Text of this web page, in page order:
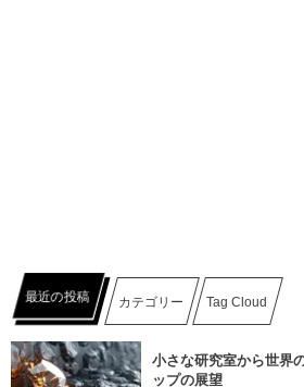
最近の投稿 カテゴリー Tag Cloud
小さな研究室から世界
ップの展望